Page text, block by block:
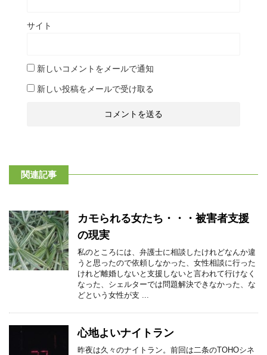
サイト
新しいコメントをメールで通知
新しい投稿をメールで受け取る
関連記事
カモられる女たち・・・被害者支援
の現実
私のところには、弁護士に相談したけれどなんか違
うと思ったので依頼しなかった、女性相談に行った
けれど離婚しないと支援しないと言われて行けなく
なった、シェルターでは問題解決できなかった、な
どという女性が支 ...
心地よいナイトラン
昨夜は久々のナイトラン。前回は二条のTOHOシネ